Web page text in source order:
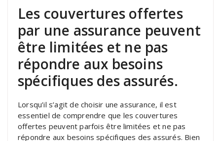
Les couvertures offertes
par une assurance peuvent
être limitées et ne pas
répondre aux besoins
spécifiques des assurés.
Lorsqu’il s’agit de choisir une assurance, il est
essentiel de comprendre que les couvertures
offertes peuvent parfois être limitées et ne pas
répondre aux besoins spécifiques des assurés. Bien